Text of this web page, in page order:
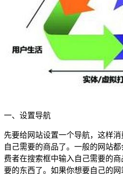
一、设置导航
先要给网站设置一个导航，这样
自己需要的商品了。一般的网站
费者在搜索框中输入自己需要的
要的东西了。如果你想要自己的